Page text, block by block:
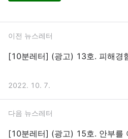
이전 뉴스레터
[10분레터] (광고) 13호. 피해경
2022. 10. 7.
다음 뉴스레터
[10분레터] (광고) 15호. 안부를